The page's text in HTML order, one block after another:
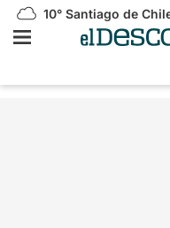
10° Santiago de